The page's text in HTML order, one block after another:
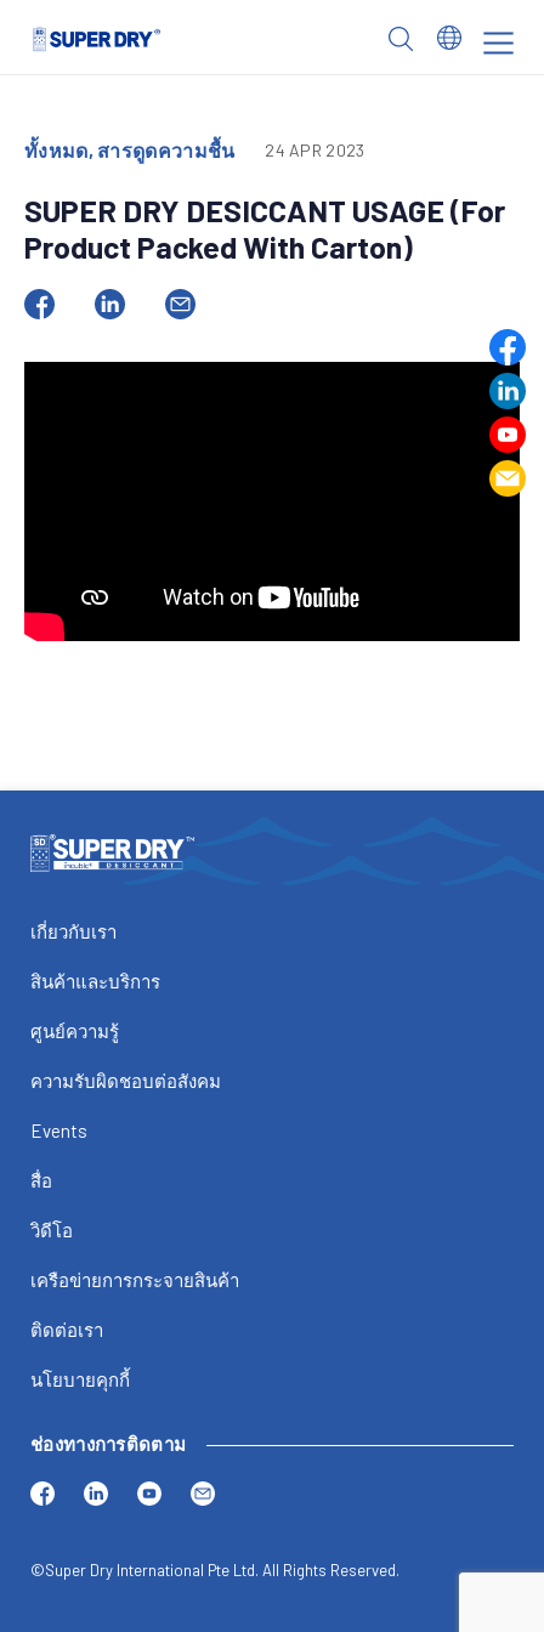
ทั้งหมด, สารดูดความชื้น 24 APR 2023
SUPER DRY DESICCANT USAGE (For
Product Packed With Carton)
เกี่ยวกับเรา
สินค้าและบริการ
ศูนย์ความรู้
ความรับผิดชอบต่อสังคม
Events
สื่อ
วิดีโอ
เครือข่ายการกระจายสินค้า
ติดต่อเรา
นโยบายคุกกี้
ช่องทางการติดตาม
©Super Dry International Pte Ltd. All Rights Reserved.